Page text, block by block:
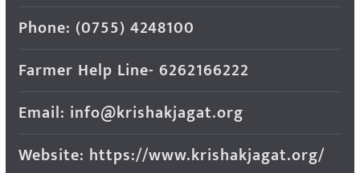
Phone: (0755) 4248100
Farmer Help Line- 6262166222
Email: info@krishakjagat.org
Website: https://www.krishakjagat.org/